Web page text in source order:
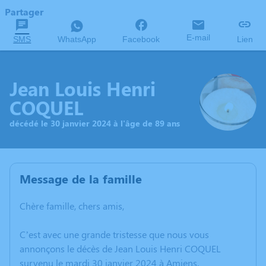
Partager
SMS WhatsApp Facebook E-mail Lien
Jean Louis Henri
COQUEL
décédé le 30 janvier 2024 à l'âge de 89 ans
Message de la famille
Chère famille, chers amis,
C’est avec une grande tristesse que nous vous
annonçons le décès de Jean Louis Henri COQUEL
survenu le mardi 30 janvier 2024 à Amiens.